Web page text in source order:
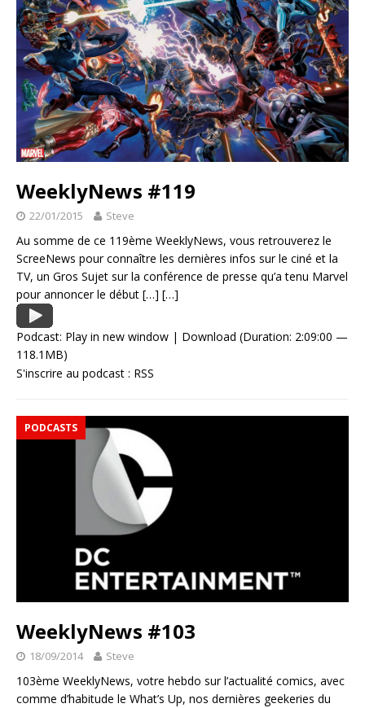
WeeklyNews #119
22/01/2015 Steve
Au somme de ce 119ème WeeklyNews, vous retrouverez le
ScreeNews pour connaître les dernières infos sur le ciné et la
TV, un Gros Sujet sur la conférence de presse qu’a tenu Marvel
pour annoncer le début […] […]
Podcast: Play in new window | Download (Duration: 2:09:00 —
118.1MB)
S'inscrire au podcast : RSS
PODCASTS
WeeklyNews #103
18/09/2014 Steve
103ème WeeklyNews, votre hebdo sur l’actualité comics, avec
comme d’habitude le What’s Up, nos dernières geekeries du